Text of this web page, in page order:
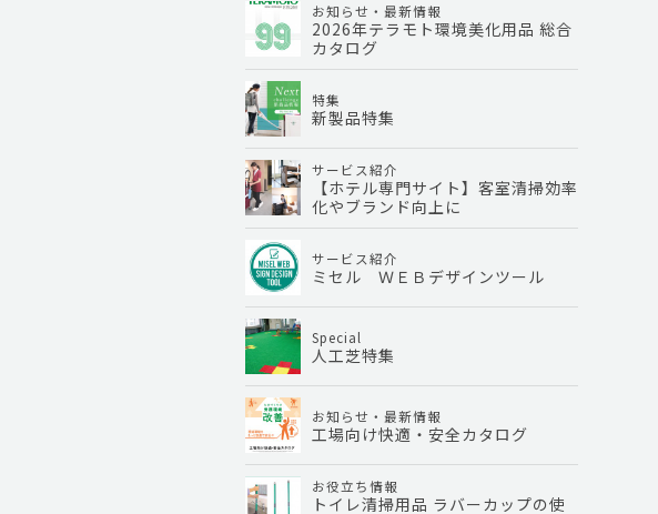
お知らせ・最新情報
2026年テラモト環境美化用品 総合
カタログ
特集
新製品特集
サービス紹介
【ホテル専門サイト】客室清掃効率
化やブランド向上に
サービス紹介
ミセル ＷＥＢデザインツール
Special
人工芝特集
お知らせ・最新情報
工場向け快適・安全カタログ
お役立ち情報
トイレ清掃用品 ラバーカップの使